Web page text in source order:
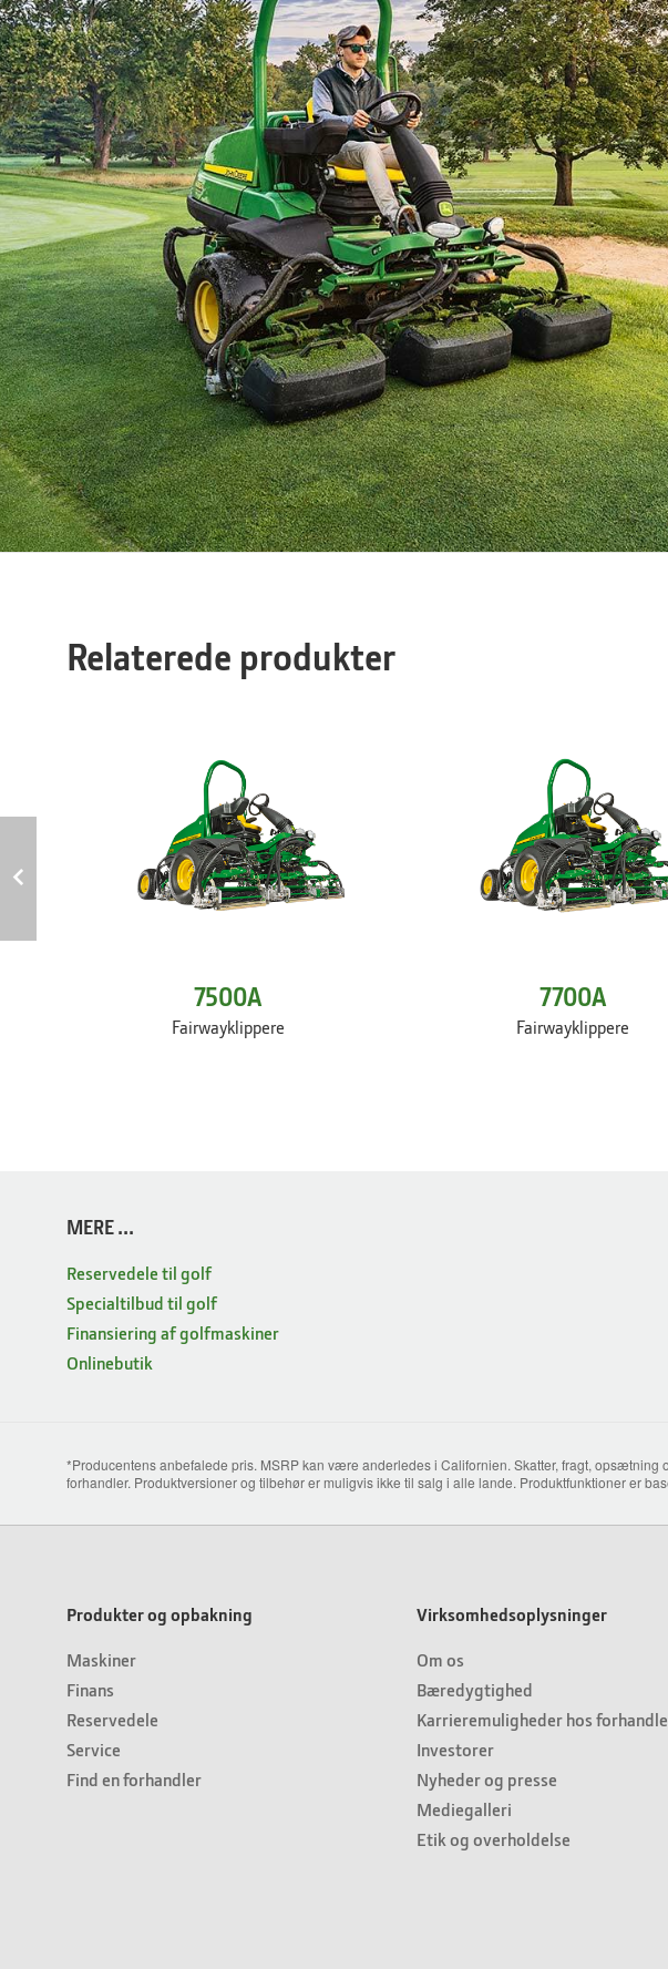
Relaterede produkter
7500A
Fairwayklippere
7700A
Fairwayklippere
MERE ...
Reservedele til golf
Specialtilbud til golf
Finansiering af golfmaskiner
Onlinebutik
*Producentens anbefalede pris. MSRP kan være anderledes i Californien. Skatter, fragt,
forhandler. Produktversioner og tilbehør er muligvis ikke til salg i alle lande. Produktfunktioner er
Produkter og opbakning
Maskiner
Finans
Reservedele
Service
Find en forhandler
Virksomhedsoplysninger
Om os
Bæredygtighed
Karrieremuligheder hos
Investorer
Nyheder og presse
Mediegalleri
Etik og overholdelse